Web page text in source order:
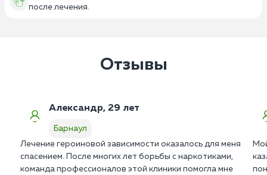
после лечения.
Отзывы
Александр, 29 лет
Барнаул
Лечение героиновой зависимости оказалось для меня
спасением. После многих лет борьбы с наркотиками,
команда профессионалов этой клиники помогла мне